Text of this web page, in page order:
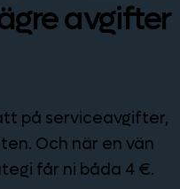
avgifter
på serviceavgifter,
Och när en vän
får ni båda 4 €.